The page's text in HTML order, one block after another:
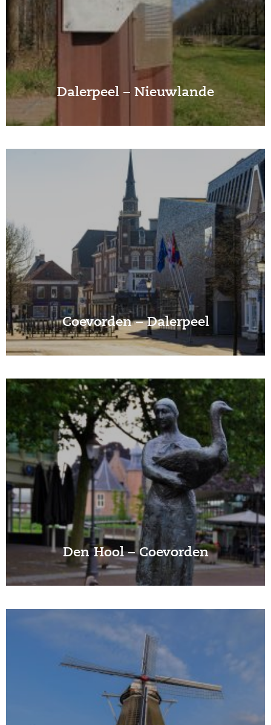
Dalerpeel – Nieuwlande
Coevorden – Dalerpeel
Den Hool – Coevorden